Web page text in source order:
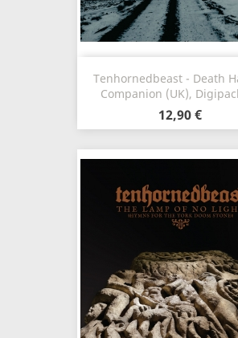
Tenhornedbeast - Death
Companion (UK),
12,90 €